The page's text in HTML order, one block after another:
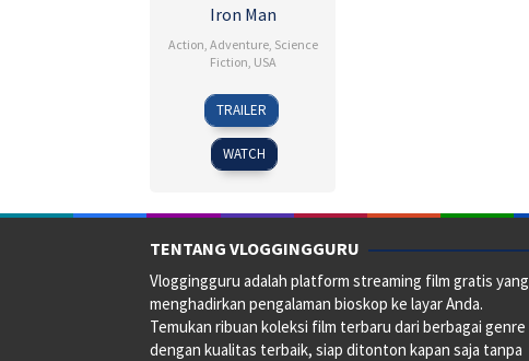
Iron Man
Action, Adventure, Science
Fiction, USA
30
Apr
2008
Phil
Neilson
TRAILER
WATCH
TENTANG VLOGGINGGURU
Vloggingguru adalah platform streaming film gratis yang
menghadirkan pengalaman bioskop ke layar Anda.
Temukan ribuan koleksi film terbaru dari berbagai genre
dengan kualitas terbaik, siap ditonton kapan saja tanpa